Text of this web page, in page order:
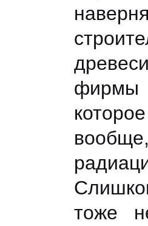
фирмы
тоже